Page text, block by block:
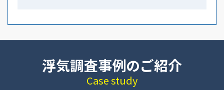
浮気調査事例のご紹介
Case study